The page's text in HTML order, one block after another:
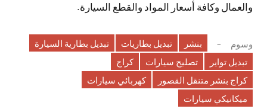
والعمال وكافة أسعار المواد والقطع السيارة.
وسوم بنشر تبديل بطاريات
تبديل بطارية السيارة
تبديل تواير
تصليح سيارات
كراج
كراج بنشر متنقل القصور
كهربائي سيارات
ميكانيكي سيارات